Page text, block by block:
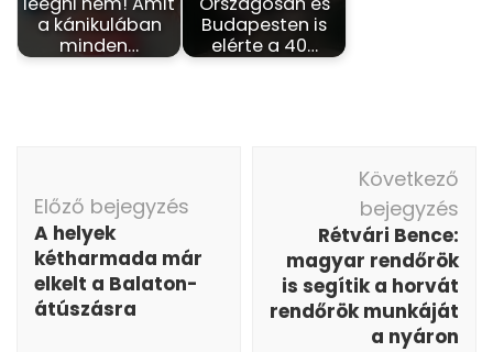
a kánikulában
minden…
Budapesten is
elérte a 40…
navigáció
Előző bejegyzés
A helyek
kétharmada már
elkelt a Balaton-
átúszásra
Következő
bejegyzés
Rétvári Bence:
magyar rendőrök
is segítik a horvát
rendőrök munkáját
a nyáron